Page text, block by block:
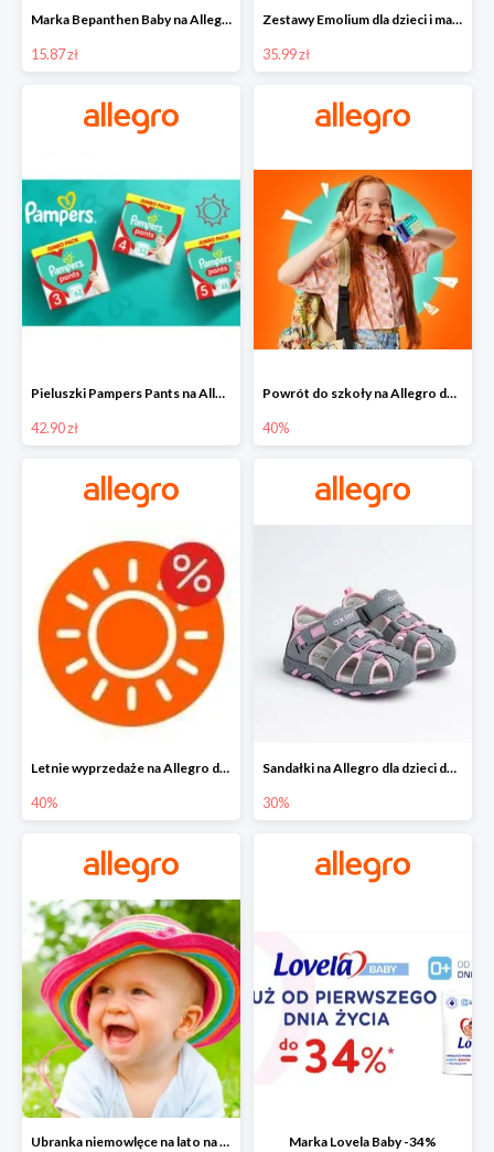
Marka Bepanthen Baby na Allegro od 15,87 zł!
15.87 zł
Zestawy Emolium dla dzieci i mam na Allegro od 35,99 zł
35.99 zł
Pieluszki Pampers Pants na Allegro od 42,90 zł
42.90 zł
Powrót do szkoły na Allegro do -40%
40%
Letnie wyprzedaże na Allegro do -40%
40%
Sandałki na Allegro dla dzieci do -30%
30%
Ubranka niemowlęce na lato na Allegro do -50% Marka Lovela Baby -34%